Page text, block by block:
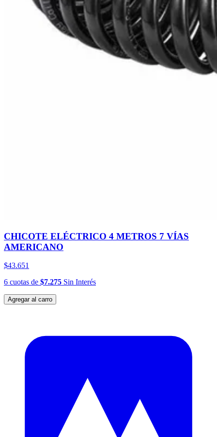
CHICOTE ELÉCTRICO 4 METROS 7 VÍAS
AMERICANO
$43.651
6 cuotas de $7.275 Sin Interés
Agregar al carro